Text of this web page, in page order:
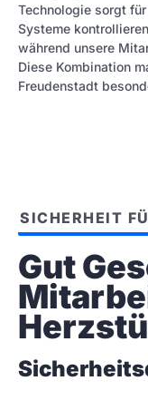
Technologie sorgt
Systeme
während unsere
Diese Kombination
Freudenstadt
SICHERHEIT
Gut